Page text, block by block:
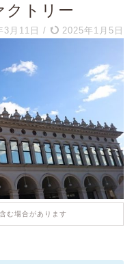
クトリー
3月11日 / 2025年1月5日
む場合があります